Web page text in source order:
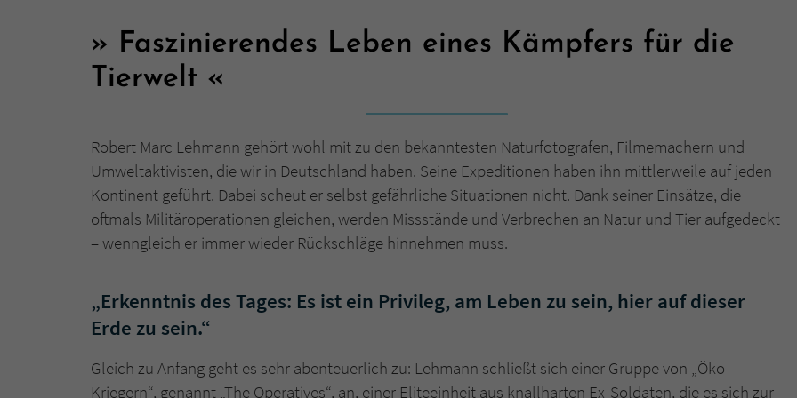
Faszinierendes Leben eines Kämpfers für die
Tierwelt
Robert Marc Lehmann gehört wohl mit zu den bekanntesten Naturfotografen, Filmemachern und
Umweltaktivisten, die wir in Deutschland haben. Seine Expeditionen haben ihn mittlerweile auf jeden
Kontinent geführt. Dabei scheut er selbst gefährliche Situationen nicht. Dank seiner Einsätze, die
oftmals Militäroperationen gleichen, werden Missstände und Verbrechen an Natur und Tier aufgedeckt
– wenngleich er immer wieder Rückschläge hinnehmen muss.
„Erkenntnis des Tages: Es ist ein Privileg, am Leben zu sein, hier auf dieser
Erde zu sein.“
Gleich zu Anfang geht es sehr abenteuerlich zu: Lehmann schließt sich einer Gruppe von „Öko-
Kriegern“, genannt „The Operatives“, an, einer Eliteeinheit aus knallharten Ex-Soldaten, die es sich zur
Name tx_pwcomments_ahash
Zweck Cookie für Kommentare einzelner Buchtitel
Name fe_typo_user
Laufzeit Session
Zweck
Webseite mit dem Benutzer. Es wird benötigt um z. B.
den Sicherheitscode des Kontaktformulars zu